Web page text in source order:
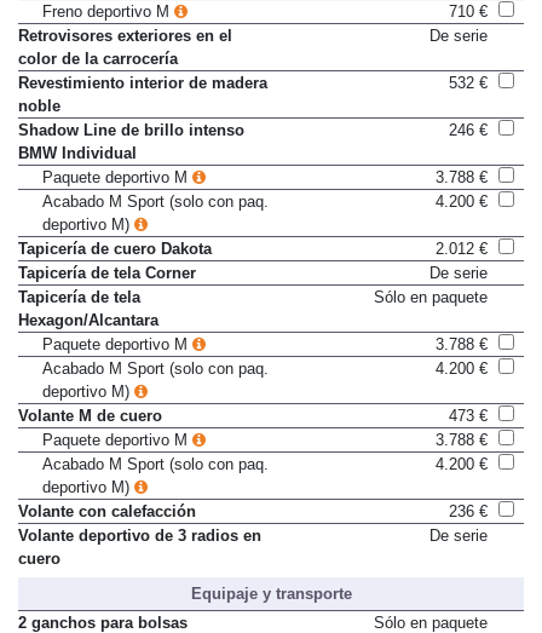
Freno deportivo M
710 €
Retrovisores exteriores en el
color de la carrocería
De serie
Revestimiento interior de madera
noble
532 €
Shadow Line de brillo intenso
BMW Individual
246 €
Paquete deportivo M
3.788 €
Acabado M Sport (solo con paq.
deportivo M)
4.200 €
Tapicería de cuero Dakota
2.012 €
Tapicería de tela Corner
De serie
Tapicería de tela
Hexagon/Alcantara
Sólo en paquete
Paquete deportivo M
3.788 €
Acabado M Sport (solo con paq.
deportivo M)
4.200 €
Volante M de cuero
473 €
Paquete deportivo M
3.788 €
Acabado M Sport (solo con paq.
deportivo M)
4.200 €
Volante con calefacción
236 €
Volante deportivo de 3 radios en
cuero
De serie
Equipaje y transporte
2 ganchos para bolsas
Sólo en paquete